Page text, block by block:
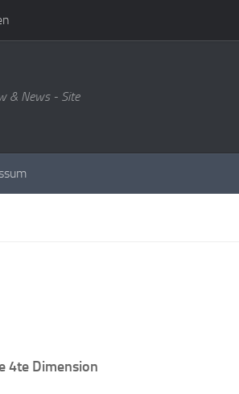
& News - Site
4te Dimension